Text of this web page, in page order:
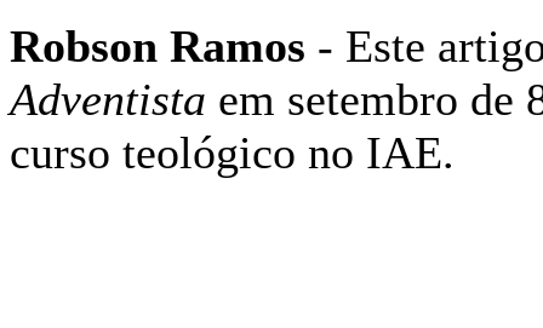
Robson Ramos - Este
Adventista em setembro de
curso teológico no IAE.